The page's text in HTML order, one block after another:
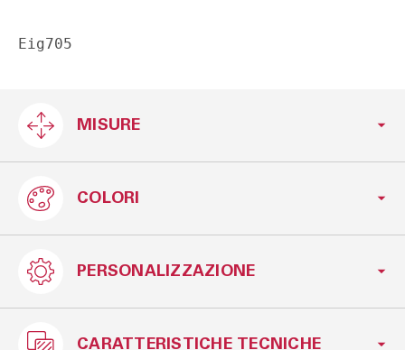
Eig705
MISURE
L.153 H.98 P.210 cm
COLORI
Grigio
PERSONALIZZAZIONE
CARATTERISTICHE TECNICHE